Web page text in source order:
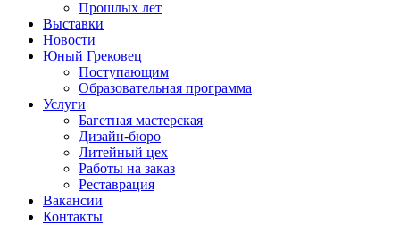
Прошлых лет
Выставки
Новости
Юный Грековец
Поступающим
Образовательная программа
Услуги
Багетная мастерская
Дизайн-бюро
Литейный цех
Работы на заказ
Реставрация
Вакансии
Контакты